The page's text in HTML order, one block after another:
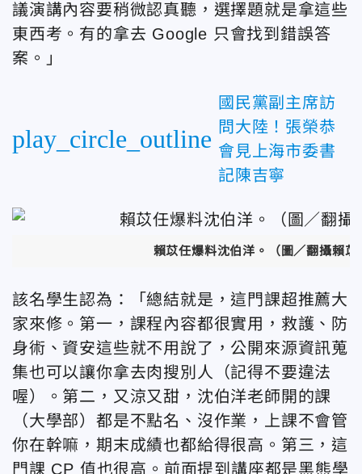
議演講內容要稍微認真聽，選擇題就是拿這些
東西考。有的拿去 Google 只會找到錯誤答
案。」
play_circle_outline
國民黨副主席訪
問大陸！張榮恭
會見上海市委書
記陳吉寧
賴苡任爆料沈伯洋。（圖／翻攝賴苡
該名學生認為：「總結就是，這門課超推薦大
家來修。第一，課程內容都很實用，救護、防
身術、資安這些就不用說了，公開來源資訊蒐
集也可以讓你拿去肉搜別人（記得不要違法
喔）。第二，又涼又甜，沈伯洋老師開的課
（大學部）都是不點名、沒作業，上課不會管
你在幹嘛，期末成績也都給得很高。第三，這
門課 CP 值也很高。前面提到講座都是黑熊學